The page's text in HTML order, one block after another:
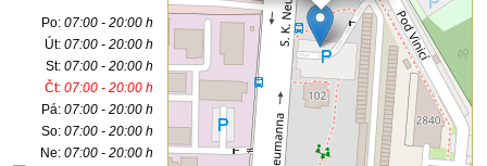
Po:07:00 - 20:00 h
Út:07:00 - 20:00 h
St:07:00 - 20:00 h
Čt:07:00 - 20:00 h
Pá:07:00 - 20:00 h
So:07:00 - 20:00 h
Ne:07:00 - 20:00 h